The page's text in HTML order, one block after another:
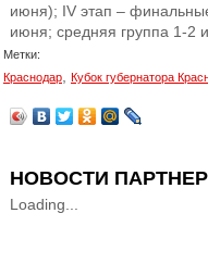
июня); IV этап –
июня; средняя группа 1-2
Метки:
Краснодар
Кубок губернатора
НОВОСТИ
Loading...